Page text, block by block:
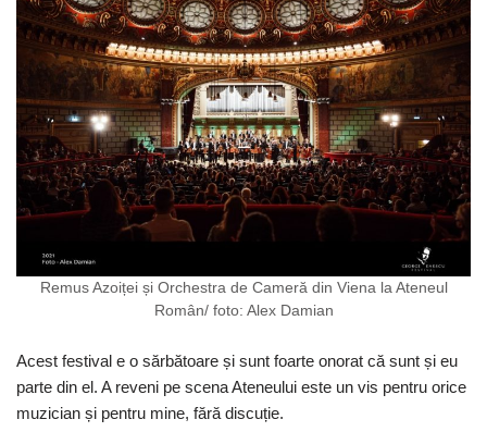
Remus Azoiței și Orchestra de Cameră din Viena la Ateneul
Român/ foto: Alex Damian
Acest festival e o sărbătoare și sunt foarte onorat că sunt și eu
parte din el. A reveni pe scena Ateneului este un vis pentru orice
muzician și pentru mine, fără discuție.